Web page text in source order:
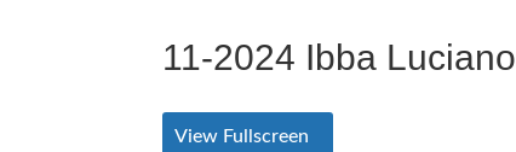
11-2024 Ibba Luciano
View Fullscreen